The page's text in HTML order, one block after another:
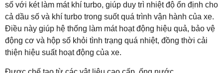
số với két làm mát khí turbo, giúp duy trì nhiệt độ ổn định cho
cả dầu số và khí turbo trong suốt quá trình vận hành của xe.
Điều này giúp hệ thống làm mát hoạt động hiệu quả, bảo vệ
động cơ và hộp số khỏi tình trạng quá nhiệt, đồng thời cải
thiện hiệu suất hoạt động của xe.